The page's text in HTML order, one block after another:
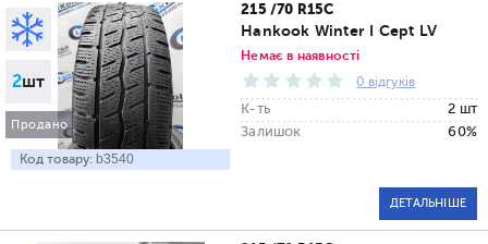
2шт
Продано
Код товару: b3540
215 /70 R15C
Hankook Winter I Cept LV
Немає в наявності
0 відгуків
К-ть
2 шт
Залишок
60%
ДЕТАЛЬНІШЕ